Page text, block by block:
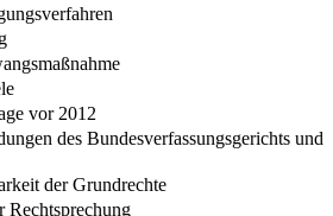
vor 2012
des Bundesverfassungsgerichts und
der Grundrechte
Rechtsprechung